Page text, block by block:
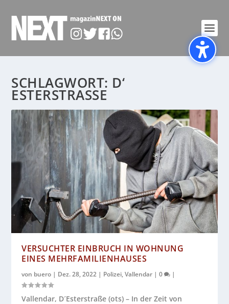
SCHLAGWORT: D‘
ESTERSTRASSE
VERSUCHTER EINBRUCH IN WOHNUNG
EINES MEHRFAMILIENHAUSES
von buero | Dez. 28, 2022 | Polizei,Vallendar |0 |
Vallendar, D´Esterstraße (ots) – In der Zeit von